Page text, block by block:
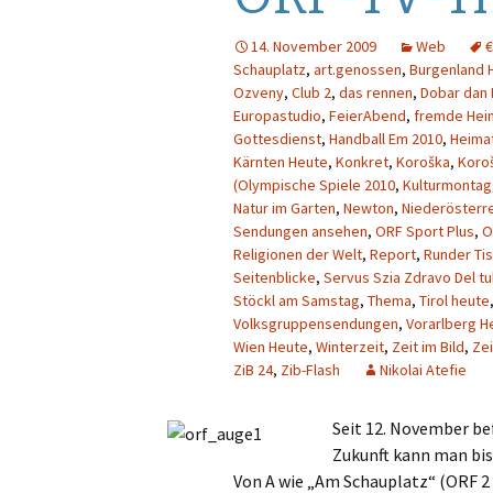
Sendungen
Pro7
Puls 4
Puls TV
RTL
RTL 2
Sat.1
ServusTV
F
G
H
I
J
K
N
M
14. November 2009 Web
Schauplatz, art.genossen, Burgenland
Ozveny, Club 2, das rennen, Dobar dan
Europastudio, FeierAbend, fremde
Gottesdienst, Handball Em 2010,
Kärnten Heute, Konkret, Koroška,
(Olympische Spiele 2010, Kulturmontag
Natur im Garten, Newton,
Sendungen ansehen, ORF Sport Plus,
Religionen der Welt, Report, Runder
Seitenblicke, Servus Szia Zdravo Del
Stöckl am Samstag, Thema, Tirol heute,
Volksgruppensendungen, Vorarlberg
Wien Heute, Winterzeit, Zeit im Bild,
ZiB 24, Zib-Flash Nikolai Atefie
Seit 12. November
Zukunft kann man
Von A wie „Am Schauplatz“ (ORF